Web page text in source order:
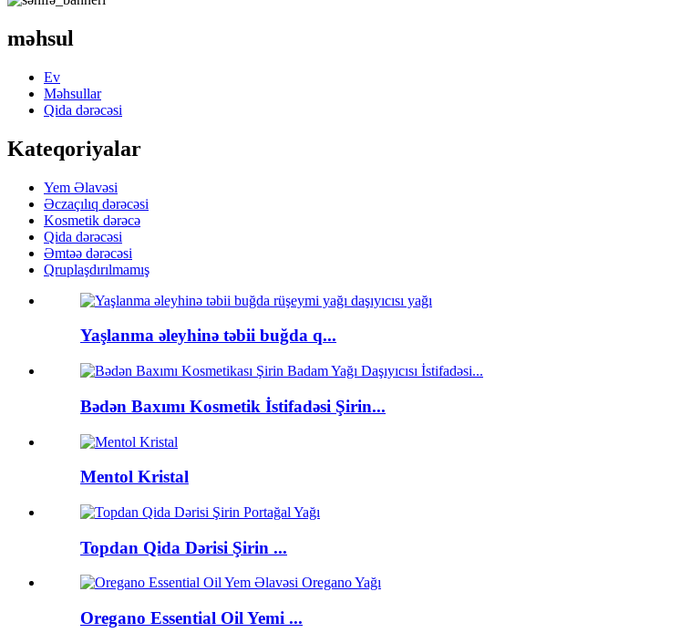
məhsul
Ev
Məhsullar
Qida dərəcəsi
Kateqoriyalar
Yem Əlavəsi
Əczaçılıq dərəcəsi
Kosmetik dərəcə
Qida dərəcəsi
Əmtəə dərəcəsi
Qruplaşdırılmamış
Yaşlanma əleyhinə təbii buğda q...
Bədən Baxımı Kosmetik İstifadəsi Şirin...
Mentol Kristal
Topdan Qida Dərisi Şirin ...
Oregano Essential Oil Yemi ...